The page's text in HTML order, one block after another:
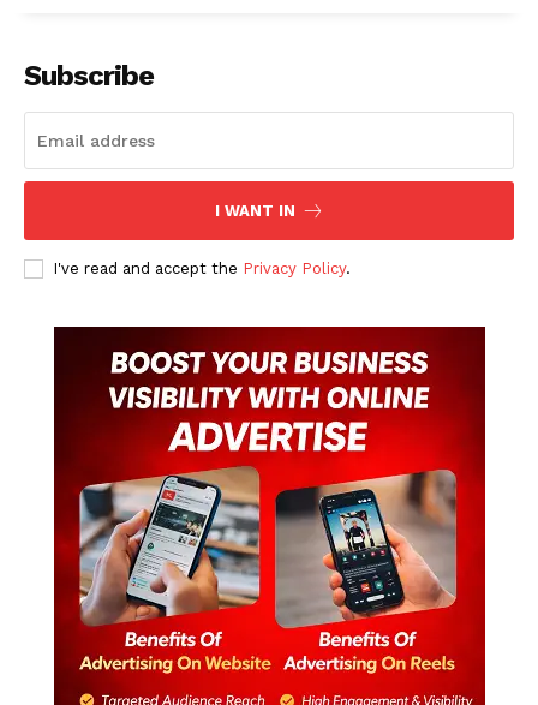
Subscribe
I WANT IN
I've read and accept the Privacy Policy.